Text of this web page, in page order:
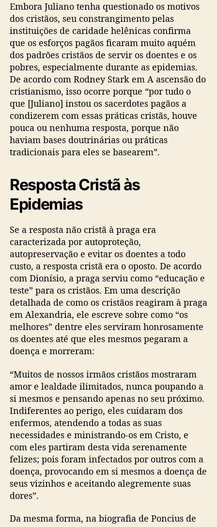
Embora Juliano tenha questionado os motivos
dos cristãos, seu constrangimento pelas
instituições de caridade helênicas confirma
que os esforços pagãos ficaram muito aquém
dos padrões cristãos de servir os doentes e os
pobres, especialmente durante as epidemias.
De acordo com Rodney Stark em A ascensão do
cristianismo, isso ocorre porque “por tudo o
que [Juliano] instou os sacerdotes pagãos a
condizerem com essas práticas cristãs, houve
pouca ou nenhuma resposta, porque não
haviam bases doutrinárias ou práticas
tradicionais para eles se basearem”.
Resposta Cristã às
Epidemias
Se a resposta não cristã à praga era
caracterizada por autoproteção,
autopreservação e evitar os doentes a todo
custo, a resposta cristã era o oposto. De acordo
com Dionísio, a praga serviu como “educação e
teste” para os cristãos. Em uma descrição
detalhada de como os cristãos reagiram à praga
em Alexandria, ele escreve sobre como “os
melhores” dentre eles serviram honrosamente
os doentes até que eles mesmos pegaram a
doença e morreram:
“Muitos de nossos irmãos cristãos mostraram
amor e lealdade ilimitados, nunca poupando a
si mesmos e pensando apenas no seu próximo.
Indiferentes ao perigo, eles cuidaram dos
enfermos, atendendo a todas as suas
necessidades e ministrando-os em Cristo, e
com eles partiram desta vida serenamente
felizes; pois foram infectados por outros com a
doença, provocando em si mesmos a doença de
seus vizinhos e aceitando alegremente suas
dores”.
Da mesma forma, na biografia de Poncius de